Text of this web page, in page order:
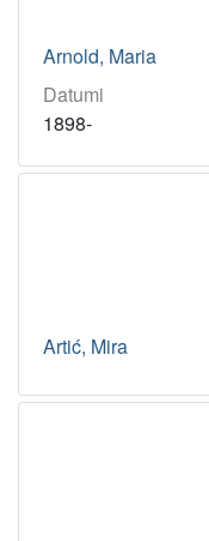
Arnold, Maria
Datumi
1898-
Artić, Mira